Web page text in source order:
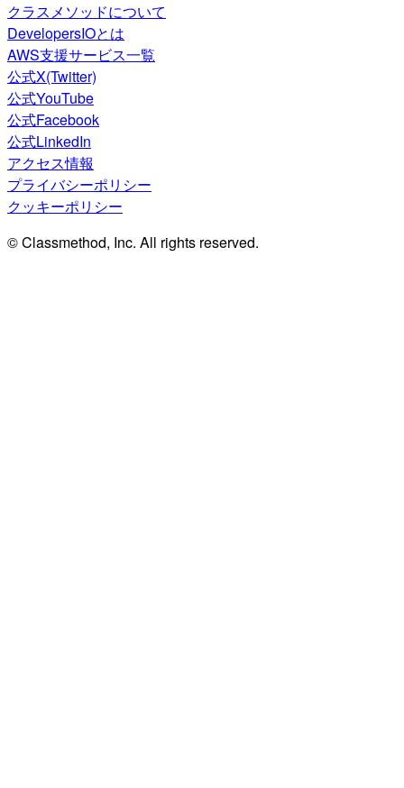
クラスメソッドについて
DevelopersIOとは
AWS支援サービス一覧
公式X(Twitter)
公式YouTube
公式Facebook
公式LinkedIn
アクセス情報
プライバシーポリシー
クッキーポリシー
© Classmethod, Inc. All rights reserved.